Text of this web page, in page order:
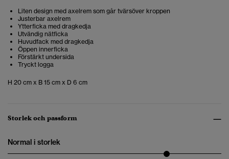
Liten design med axelrem som går tvärsöver kroppen
Justerbar axelrem
Ytterficka med dragkedja
Utvändig nätficka
Huvudfack med dragkedja
Öppen innerficka
Förstärkt undersida
Tryckt logga
H 20 cm x B 15 cm x D 6 cm
Storlek och passform
Normal i storlek